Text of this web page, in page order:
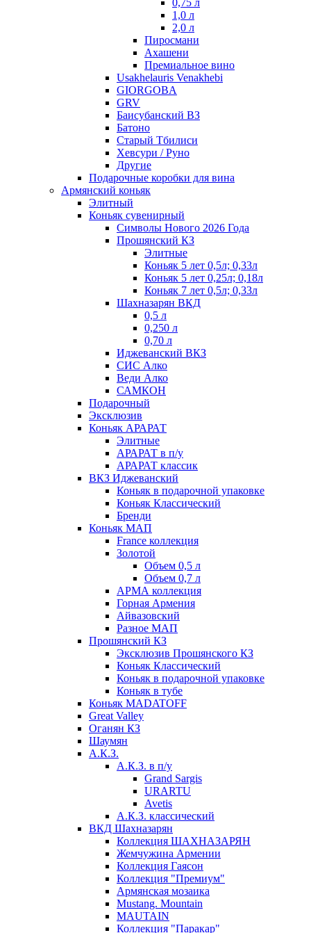
0,75 л
1,0 л
2,0 л
Пиросмани
Ахашени
Премиальное вино
Usakhelauris Venakhebi
GIORGOBA
GRV
Баисубанский ВЗ
Батоно
Старый Тбилиси
Хевсури / Руно
Другие
Подарочные коробки для вина
Армянский коньяк
Элитный
Коньяк сувенирный
Символы Нового 2026 Года
Прошянский КЗ
Элитные
Коньяк 5 лет 0,5л; 0,33л
Коньяк 5 лет 0,25л; 0,18л
Коньяк 7 лет 0,5л; 0,33л
Шахназарян ВКД
0,5 л
0,250 л
0,70 л
Иджеванский ВКЗ
СИС Алко
Веди Алко
САМКОН
Подарочный
Эксклюзив
Коньяк АРАРАТ
Элитные
АРАРАТ в п/у
АРАРАТ классик
ВКЗ Иджеванский
Коньяк в подарочной упаковке
Коньяк Классический
Бренди
Коньяк МАП
France коллекция
Золотой
Объем 0,5 л
Объем 0,7 л
АРМА коллекция
Горная Армения
Айвазовский
Разное МАП
Прошянский КЗ
Эксклюзив Прошянского КЗ
Коньяк Классический
Коньяк в подарочной упаковке
Коньяк в тубе
Коньяк MADATOFF
Great Valley
Оганян КЗ
Шаумян
А.К.З.
А.К.З. в п/у
Grand Sargis
URARTU
Avetis
А.К.З. классический
ВКД Шахназарян
Коллекция ШАХНАЗАРЯН
Жемчужина Армении
Коллекция Гаясон
Коллекция "Премиум"
Армянская мозаика
Mustang. Mountain
MAUTAIN
Коллекция "Паракар"